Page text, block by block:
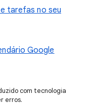
tarefas no seu
Google
com tecnologia
erros.